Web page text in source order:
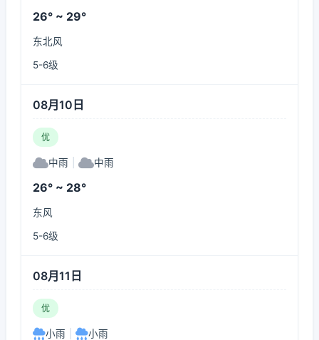
26° ~ 29°
东北风
5-6级
08月10日
优
中雨 中雨
26° ~ 28°
东风
5-6级
08月11日
优
小雨 小雨